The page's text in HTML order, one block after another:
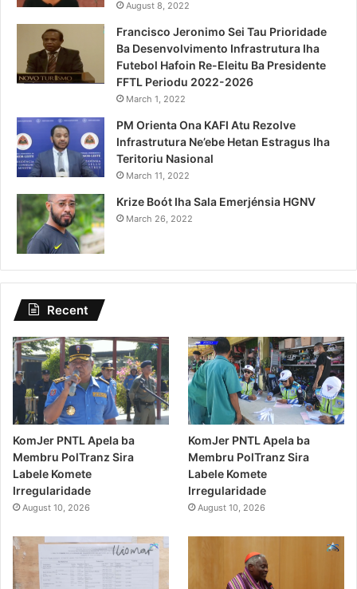
August 8, 2022
Francisco Jeronimo Sei Tau Prioridade
Ba Desenvolvimento Infrastrutura Iha
Futebol Hafoin Re-Eleitu Ba Presidente
FFTL Periodu 2022-2026
March 1, 2022
PM Orienta Ona KAFI Atu Rezolve
Infrastrutura Ne’ebe Hetan Estragus Iha
Teritoriu Nasional
March 11, 2022
Krize Boót Iha Sala Emerjénsia HGNV
March 26, 2022
Recent
KomJer PNTL Apela ba
Membru PolTranz Sira
Labele Komete
Irregularidade
August 10, 2026
KomJer PNTL Apela ba
Membru PolTranz Sira
Labele Komete
Irregularidade
August 10, 2026